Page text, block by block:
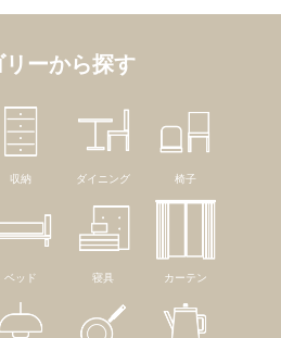
リーから探す
収納 ダイニング 椅子
ベッド 寝具 カーテン